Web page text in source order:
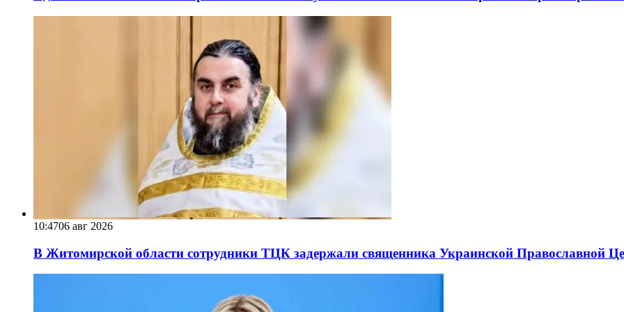
10:4706 авг 2026
В Житомирской области сотрудники ТЦК задержали священника Украинской Православной